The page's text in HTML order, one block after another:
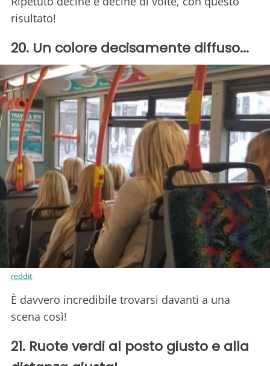
risultato!
20. Un colore decisamente diffuso...
reddit
È davvero incredibile trovarsi davanti a una
scena così!
21. Ruote verdi al posto giusto e alla